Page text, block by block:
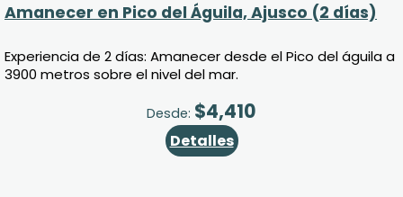
Amanecer en Pico del Águila, Ajusco (2 días)
Experiencia de 2 días: Amanecer desde el Pico del águila a
3900 metros sobre el nivel del mar.
Desde: $4,410
Detalles